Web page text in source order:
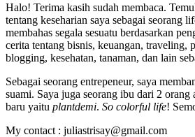
Halo! Terima kasih sudah membaca.
tentang keseharian saya sebagai seorang
membahas segala sesuatu berdasarkan
cerita tentang bisnis, keuangan, traveling,
blogging, kesehatan, tanaman, dan lain
Sebagai seorang entrepeneur, saya
suami. Saya juga seorang ibu dari 2
baru yaitu plantdemi. So colorful life!
My contact : juliastrisay@gmail.com